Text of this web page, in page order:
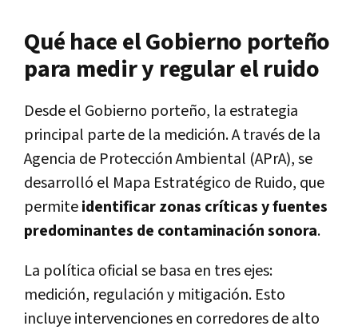
Qué hace el Gobierno porteño
para medir y regular el ruido
Desde el Gobierno porteño, la estrategia
principal parte de la medición. A través de la
Agencia de Protección Ambiental (APrA), se
desarrolló el Mapa Estratégico de Ruido, que
permiteidentificar zonas críticas y fuentes
predominantes de contaminación sonora.
La política oficial se basa en tres ejes:
medición, regulación y mitigación. Esto
incluye intervenciones en corredores de alto